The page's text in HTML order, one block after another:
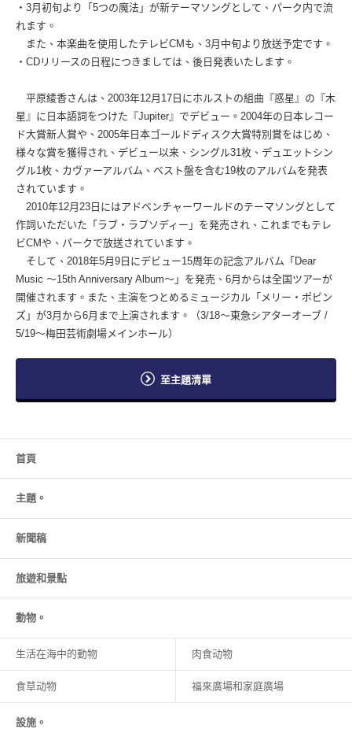
・3月初旬より「5つの魔法」が新テーマソングとして、パーク内で流
れます。
また、本楽曲を使用したテレビCMも、3月中旬より放送予定です。
・CDリリースの日程につきましては、後日発表いたします。
平原綾香さんは、2003年12月17日にホルストの組曲『惑星』の『木
星』に日本語詞をつけた『Jupiter』でデビュー。2004年の日本レコー
ド大賞新人賞や、2005年日本ゴールドディスク大賞特別賞をはじめ、
様々な賞を獲得され、デビュー以来、シングル31枚、デュエットシン
グル1枚、カヴァーアルバム、ベスト盤を含む19枚のアルバムを発表
されています。
2010年12月23日にはアドベンチャーワールドのテーマソングとして
作詞いただいた「ラブ・ラプソディー」を発売され、これまでもテレ
ビCMや、パークで放送されています。
そして、2018年5月9日にデビュー15周年の記念アルバム「Dear
Music 〜15th Anniversary Album〜」を発売、6月からは全国ツアーが
開催されます。また、主演をつとめるミュージカル「メリー・ポピン
ズ」が3月から6月まで上演されます。（3/18〜東急シアターオーブ /
5/19〜梅田芸術劇場メインホール）
至主題清單
首頁
主題。
新聞稿
旅遊和景點
動物。
生活在海中的動物 肉食动物
食草动物 福來廣場和家庭廣場
設施。